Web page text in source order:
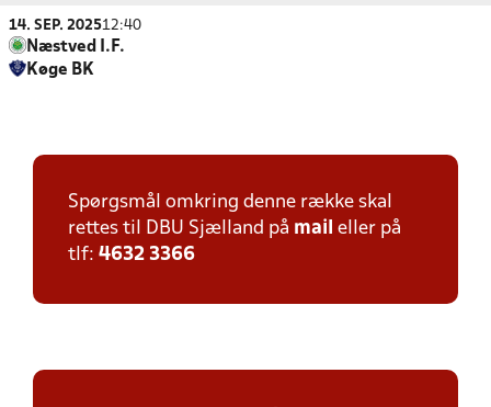
14. SEP. 202512:40
Næstved I.F.
Køge BK
Spørgsmål omkring denne række skal
rettes til DBU Sjælland på mail eller på
tlf: 4632 3366